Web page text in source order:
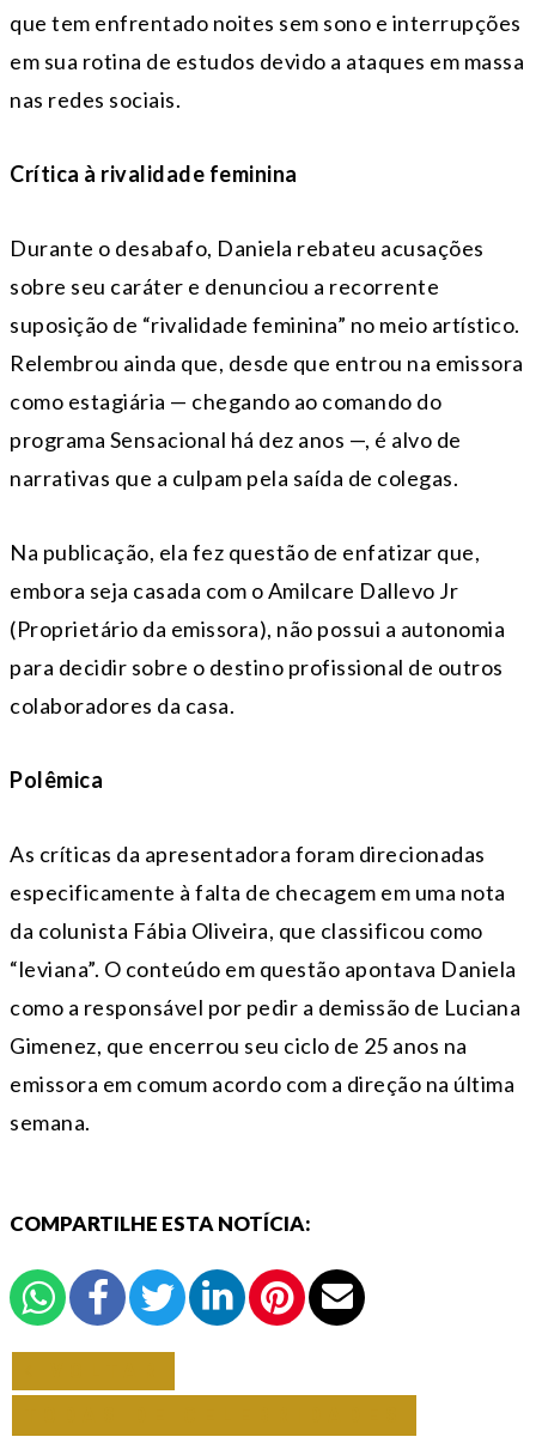
que tem enfrentado noites sem sono e interrupções
em sua rotina de estudos devido a ataques em massa
nas redes sociais.
Crítica à rivalidade feminina
Durante o desabafo, Daniela rebateu acusações
sobre seu caráter e denunciou a recorrente
suposição de “rivalidade feminina” no meio artístico.
Relembrou ainda que, desde que entrou na emissora
como estagiária — chegando ao comando do
programa Sensacional há dez anos —, é alvo de
narrativas que a culpam pela saída de colegas.
Na publicação, ela fez questão de enfatizar que,
embora seja casada com o Amilcare Dallevo Jr
(Proprietário da emissora), não possui a autonomia
para decidir sobre o destino profissional de outros
colaboradores da casa.
Polêmica
As críticas da apresentadora foram direcionadas
especificamente à falta de checagem em uma nota
da colunista Fábia Oliveira, que classificou como
“leviana”. O conteúdo em questão apontava Daniela
como a responsável por pedir a demissão de Luciana
Gimenez, que encerrou seu ciclo de 25 anos na
emissora em comum acordo com a direção na última
semana.
COMPARTILHE ESTA NOTÍCIA: